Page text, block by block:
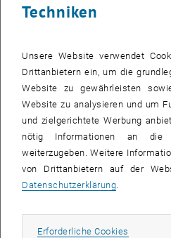
Techniken
Unsere Website verwendet
Drittanbietern ein, um die
Website zu gewährleisten
Website zu analysieren und um
und zielgerichtete Werbung
nötig Informationen an die
weiterzugeben. Weitere
von Drittanbietern auf der
Datenschutzerklärung
Erforderliche Cookies